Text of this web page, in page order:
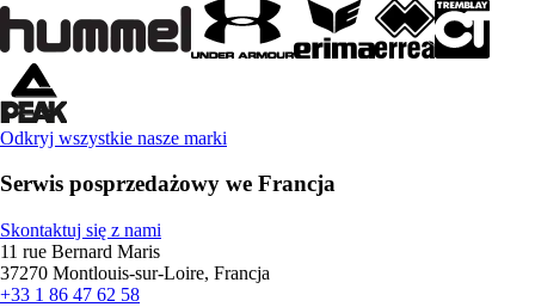
Odkryj wszystkie nasze marki
Serwis posprzedażowy we Francja
Skontaktuj się z nami
11 rue Bernard Maris
37270 Montlouis-sur-Loire, Francja
+33 1 86 47 62 58